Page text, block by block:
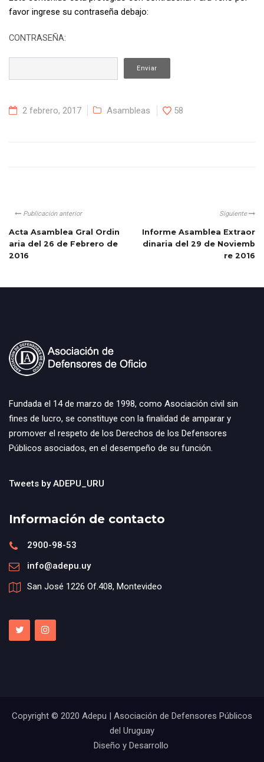
favor ingrese su contraseña debajo:
CONTRASEÑA:
2 febrero, 2017 Asambleas 58
Publicación anterior
Acta Asamblea Gral Ordin
aria del 26 de Febrero de
2016
Siguiente
Informe Asamblea Extraor
dinaria del 29 de Noviemb
re 2016
Fundada el 14 de marzo de 1998, como Asociación civil sin
fines de lucro, se constituye con la finalidad de amparar y
promover el respeto de los Derechos de los Defensores
Públicos asociados, en el desempeño de su función.
Tweets by ADEPU_URU
Información de contacto
2900-98-53
info@adepu.uy
San José 1226 Of.408, Montevideo
Copyright © 2020 Adepu | Asociación de Defensores Públicos
del Uruguay
Diseño y Desarrollo